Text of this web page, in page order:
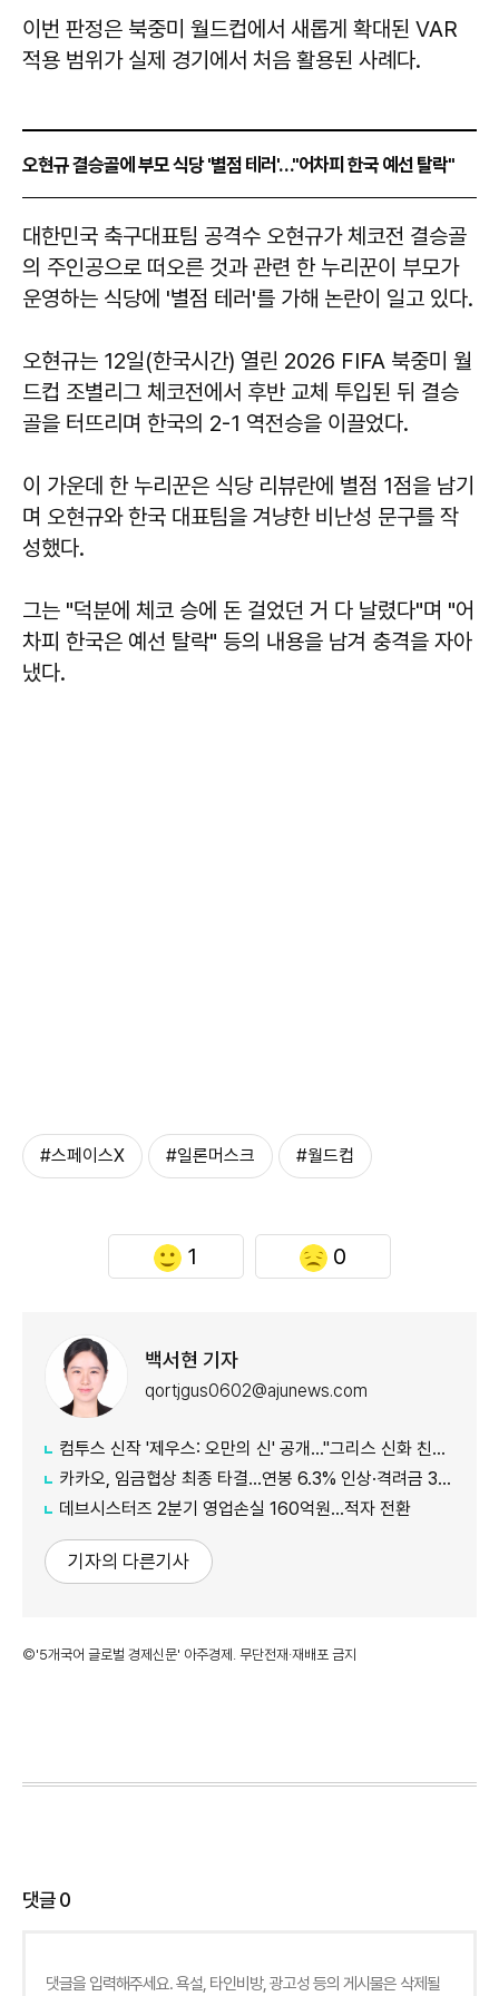
이번 판정은 북중미 월드컵에서 새롭게 확대된 VAR
적용 범위가 실제 경기에서 처음 활용된 사례다.
오현규 결승골에 부모 식당 '별점 테러'…"어차피 한국 예선 탈락"
​​​​​​​대한민국 축구대표팀 공격수 오현규가 체코전 결승골
의 주인공으로 떠오른 것과 관련 한 누리꾼이 부모가
운영하는 식당에 '별점 테러'를 가해 논란이 일고 있다.
오현규는 12일(한국시간) 열린 2026 FIFA 북중미 월
드컵 조별리그 체코전에서 후반 교체 투입된 뒤 결승
골을 터뜨리며 한국의 2-1 역전승을 이끌었다.
이 가운데 한 누리꾼은 식당 리뷰란에 별점 1점을 남기
며 오현규와 한국 대표팀을 겨냥한 비난성 문구를 작
성했다.
그는 "덕분에 체코 승에 돈 걸었던 거 다 날렸다"며 "어
차피 한국은 예선 탈락" 등의 내용을 남겨 충격을 자아
냈다.
#스페이스X #일론머스크 #월드컵
1 0
백서현 기자
qortjgus0602@ajunews.com
컴투스 신작 '제우스: 오만의 신' 공개…"그리스 신화 친숙함에 신선함 더했다"
카카오, 임금협상 최종 타결…연봉 6.3% 인상·격려금 300만원
데브시스터즈 2분기 영업손실 160억원…적자 전환
기자의 다른기사
©'5개국어 글로벌 경제신문' 아주경제. 무단전재·재배포 금지
댓글0